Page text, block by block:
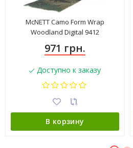
McNETT Camo Form Wrap
Woodland Digital 9412
971 грн.
Доступно к заказу
В корзину